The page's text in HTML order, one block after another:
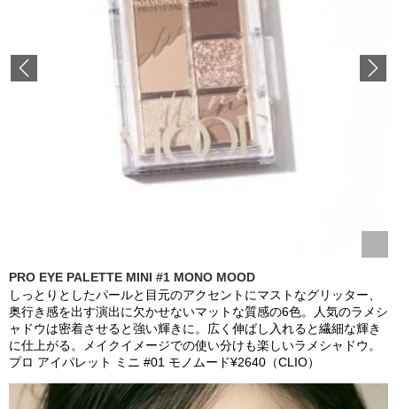
PRO EYE PALETTE MINI #1 MONO MOOD
しっとりとしたパールと目元のアクセントにマストなグリッター、
奥行き感を出す演出に欠かせないマットな質感の6色。人気のラメシ
ャドウは密着させると強い輝きに。広く伸ばし入れると繊細な輝き
に仕上がる。メイクイメージでの使い分けも楽しいラメシャドウ。
プロ アイパレット ミニ #01 モノムード¥2640（CLIO）